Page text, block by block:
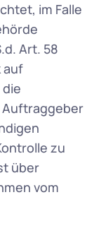
im Falle
Art. 58
auf
zu
über
vom